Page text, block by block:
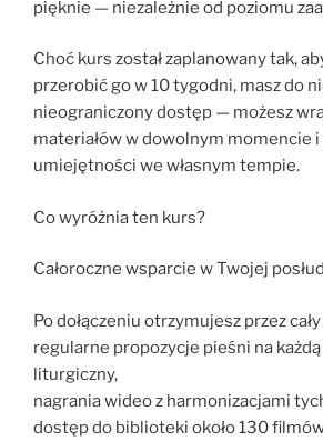
pięknie — niezależnie od poziomu
Choć kurs został zaplanowany tak,
przerobić go w 10 tygodni, masz do
nieograniczony dostęp — możesz
materiałów w dowolnym momencie
umiejętności we własnym tempie.
Co wyróżnia ten kurs?
Całoroczne wsparcie w Twojej
Po dołączeniu otrzymujesz przez
regularne propozycje pieśni na
liturgiczny,
nagrania wideo z harmonizacjami
dostęp do biblioteki około 130